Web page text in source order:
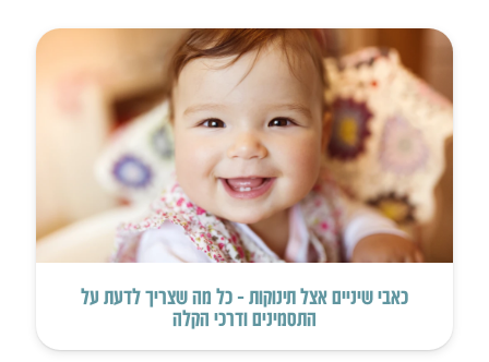
כאבי שיניים אצל תינוקות – כל מה שצריך לדעת על
התסמינים ודרכי הקלה